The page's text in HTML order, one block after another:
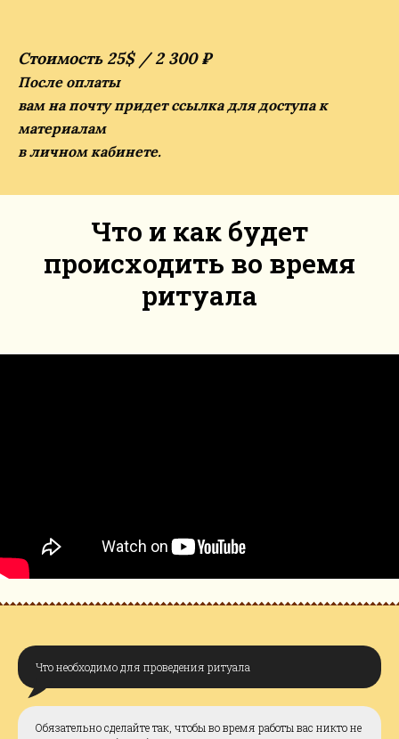
Стоимость 25$ / 2 300 ₽
После оплаты
вам на почту придет ссылка для доступа к
материалам
в личном кабинете.
Что и как будет
происходить во время
ритуала
Что необходимо для проведения ритуала
Обязательно сделайте так, чтобы во время работы вас никто не